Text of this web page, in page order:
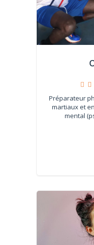
Préparateur
martiaux et
mental